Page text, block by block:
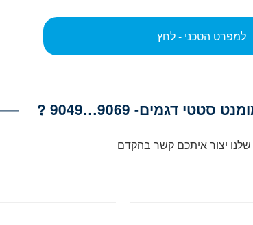
למפרט הטכני - לחץ
דגמים- 9069…9049 ?
שלנו יצור איתכם קשר בהקדם